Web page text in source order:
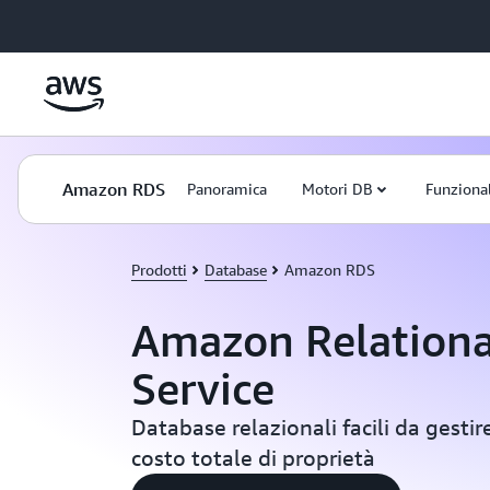
Amazon RDS Panoramica Motori DB
Prodotti Database Amazon RDS
Amazon
Service
Database relazionali facili da
costo totale di proprietà